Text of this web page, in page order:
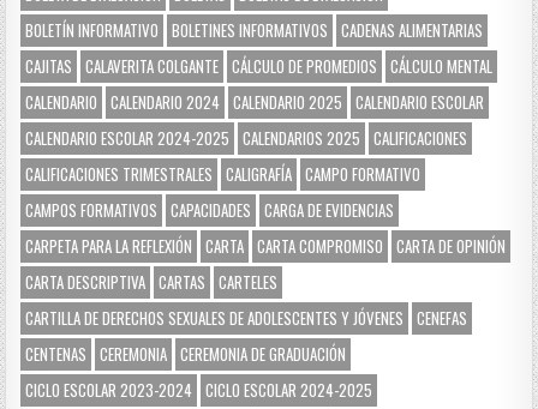
BOLETÍN INFORMATIVO
BOLETINES INFORMATIVOS
CADENAS ALIMENTARIAS
CAJITAS
CALAVERITA COLGANTE CÁLCULO DE PROMEDIOS
CÁLCULO MENTAL
CALENDARIO
CALENDARIO 2024 CALENDARIO 2025
CALENDARIO ESCOLAR
CALENDARIO ESCOLAR 2024-2025
CALENDARIOS 2025
CALIFICACIONES
CALIFICACIONES TRIMESTRALES
CALIGRAFÍA CAMPO FORMATIVO
CAMPOS FORMATIVOS
CAPACIDADES
CARGA DE EVIDENCIAS
CARPETA PARA LA REFLEXIÓN
CARTA CARTA COMPROMISO
CARTA DE OPINIÓN
CARTA DESCRIPTIVA CARTAS
CARTELES
CARTILLA DE DERECHOS SEXUALES DE ADOLESCENTES Y JÓVENES
CENEFAS
CENTENAS
CEREMONIA CEREMONIA DE GRADUACIÓN
CICLO ESCOLAR 2023-2024
CICLO ESCOLAR 2024-2025